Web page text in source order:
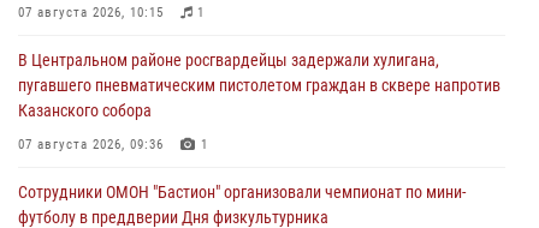
07 августа 2026, 10:15 1
В Центральном районе росгвардейцы задержали хулигана,
пугавшего пневматическим пистолетом граждан в сквере напротив
Казанского собора
07 августа 2026, 09:36 1
Сотрудники ОМОН "Бастион" организовали чемпионат по мини-
футболу в преддверии Дня физкультурника